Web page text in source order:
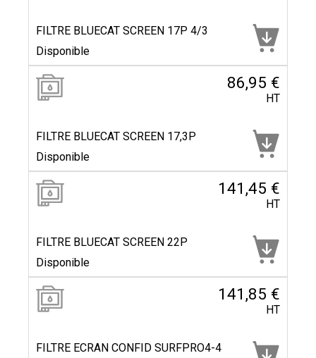
FILTRE BLUECAT SCREEN 17P 4/3
Disponible
86,95 €
HT
FILTRE BLUECAT SCREEN 17,3P
Disponible
141,45 €
HT
FILTRE BLUECAT SCREEN 22P
Disponible
141,85 €
HT
FILTRE ECRAN CONFID SURFPRO4-4